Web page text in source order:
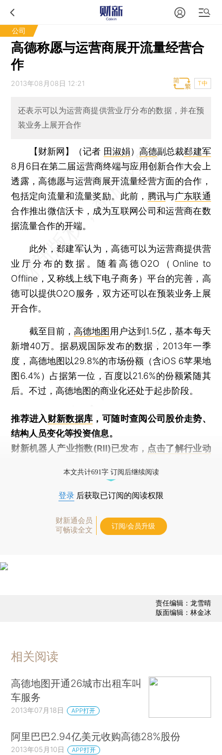
公司
高德称愿与运营商展开流量经营合
作
2013年08月08日 12:21 T中
还表示可以为运营商提供营业厅分布的数据，并在预
装业务上展开合作
【财新网】（记者 田淑娟） 高德副总裁郄建军
8月6日在第二届运营商终端与应用创新合作大会上
透露，高德愿与运营商展开流量经营方面的合作，
包括定向流量和流量奖励。此前， 腾讯与广东联通
合作推出微信沃卡，成为互联网公司和运营商在数
据流量合作的开端。
此外，郄建军认为，高德可以为运营商提供营
业厅分布的数据。随着高德O2O（Online to
Offline，又称线上线下电子商务）平台的完善，高
德可以提供O2O服务，双方还可以在预装业务上展
开合作。
截至目前，高德地图 用户达到1.5亿，基本每天
新增40万。据易观国际发布的数据，2013年一季
度，高德地图以29.8%的市场份额（含iOS 6苹果地
图6.4%）占据第一位，百度以21.6%的份额紧随其
后。不过，高德地图的商业化还处于起步阶段。
推荐进入财新数据库 ，可随时查阅公司股价走势、
结构人员变化等投资信息。
财新机器人产业指数(RII)已发布， 点击了解行业动
本文共计691字 订阅后继续阅读
登录 后获取已订阅的阅读权限
财新通会员
可畅读全文
订阅/会员升级
责任编辑：龙雪晴
版面编辑：林金冰
相关阅读
高德地图开通26城市出租车叫
车服务
2013年07月18日 APP打开
阿里巴巴2.94亿美元收购高德28%股份
2013年05月10日 APP打开